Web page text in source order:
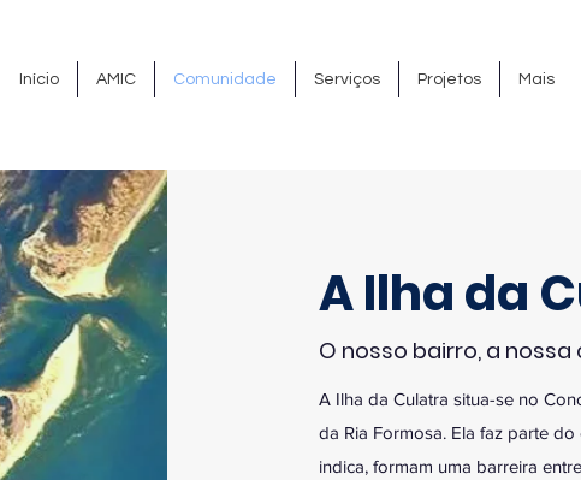
Início AMIC Comunidade Serviços Projetos Mais
A Ilha da
O nosso bairro, a nossa
A Ilha da Culatra situa-se no
da Ria Formosa.Ela faz parte do
indica, formam uma barreira